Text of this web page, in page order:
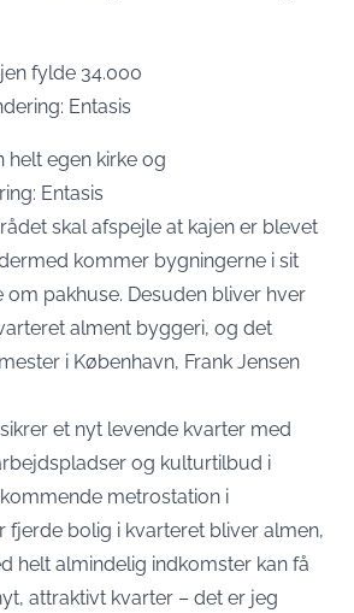
fylde 34.000
Entasis
helt egen kirke og
Entasis
skal afspejle at kajen er blevet
kommer bygningerne i sit
om pakhuse. Desuden bliver hver
alment byggeri, og det
i København, Frank Jensen
et nyt levende kvarter med
og kulturtilbud i
metrostation i
fjerde bolig i kvarteret bliver almen,
helt almindelig indkomster kan få
attraktivt kvarter – det er jeg